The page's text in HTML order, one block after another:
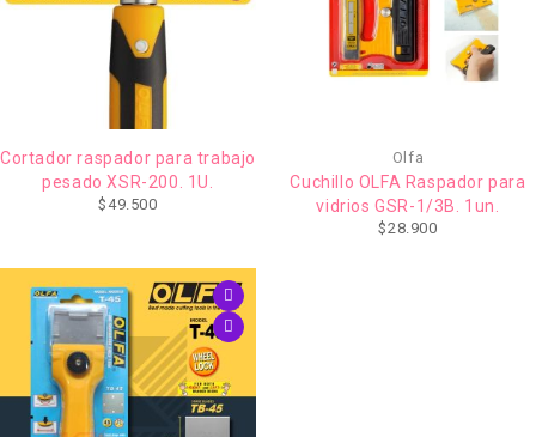
Cortador raspador para trabajo
pesado XSR-200. 1U.
$ 49.500
Olfa
Cuchillo OLFA Raspador para
vidrios GSR-1/3B. 1un.
$28.900